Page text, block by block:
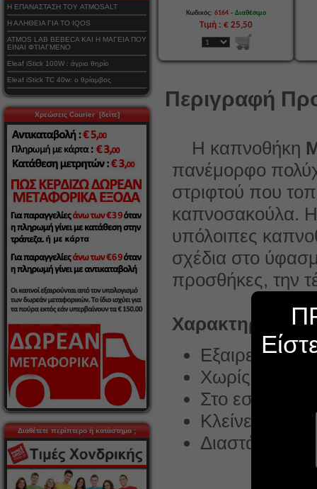
Η ΕΠΑΝΑΣΤΑΣΗ ΤΟΥ ATMOSALT
Η ΑΛΗΘΕΙΑ ΓΙΑ ΤΟ IQOS
ATMOS LAB BEBECA ΚΑΙ Η ΜΑΓΕΙΑ ΠΟΥ
ΕΙΝΑΙ ΦΤΙΑΓΜΕΝΟ
Eleaf iStick 100W : άγριο θηρίο
Eleaf iStick TC 40w: ο θρίαμβος
Χρεώσεις Courier [δείτε]
Διαθέτετε περίπτερο ή κατάστημα ;
Κωδικός: 6164 -Διαθέσιμο
Τιμή : € 25,50
Περιγραφή
Η καπνοθήκη
πανέμορφο
στριφτού που
καπνοσακούλα. Η
υπόλοιπες
σχέδια στο
προσθήκες, την
Χαρακτηριστικα
Εξαιρετική
Χωρίς latex,
Στο
Κλείνει με 2
Διαστάσεις